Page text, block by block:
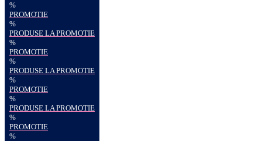
%
PROMOTIE
%
PRODUSE LA PROMOTIE
%
PROMOTIE
%
PRODUSE LA PROMOTIE
%
PROMOTIE
%
PRODUSE LA PROMOTIE
%
PROMOTIE
%